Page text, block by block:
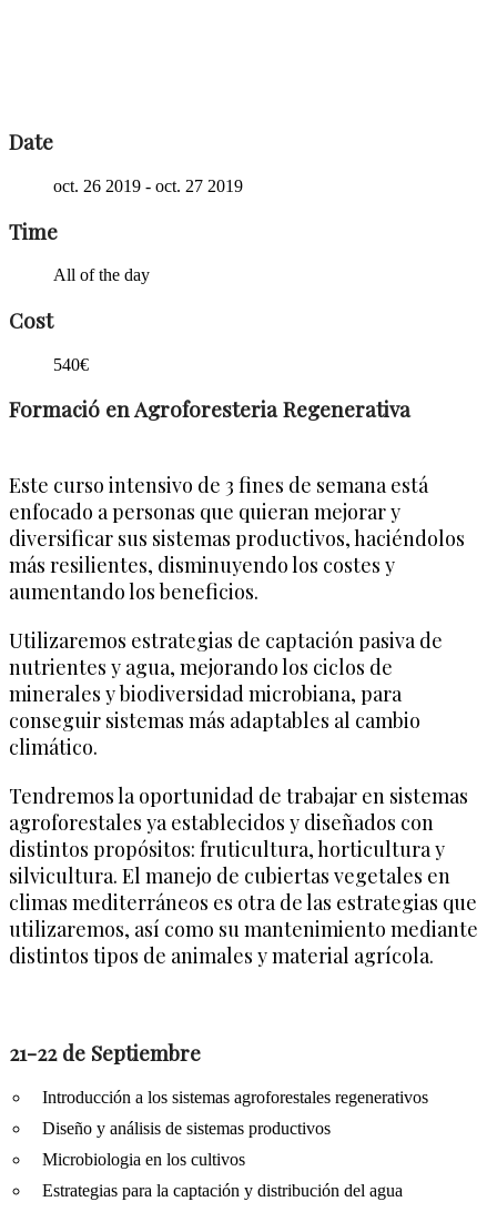
Date
oct. 26 2019 - oct. 27 2019
Time
All of the day
Cost
540€
Formació en Agroforesteria Regenerativa
Este curso intensivo de 3 fines de semana está
enfocado a personas que quieran mejorar y
diversificar sus sistemas productivos, haciéndolos
más resilientes, disminuyendo los costes y
aumentando los beneficios.
Utilizaremos estrategias de captación pasiva de
nutrientes y agua, mejorando los ciclos de
minerales y biodiversidad microbiana, para
conseguir sistemas más adaptables al cambio
climático.
Tendremos la oportunidad de trabajar en sistemas
agroforestales ya establecidos y diseñados con
distintos propósitos: fruticultura, horticultura y
silvicultura. El manejo de cubiertas vegetales en
climas mediterráneos es otra de las estrategias que
utilizaremos, así como su mantenimiento mediante
distintos tipos de animales y material agrícola.
21-22 de Septiembre
Introducción a los sistemas agroforestales regenerativos
Diseño y análisis de sistemas productivos
Microbiologia en los cultivos
Estrategias para la captación y distribución del agua